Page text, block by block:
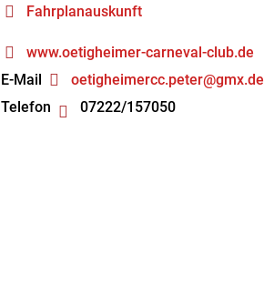
Fahrplanauskunft
www.oetigheimer-carneval-club.de
E-Mail
oetigheimercc.peter@gmx.de
Telefon
07222/157050